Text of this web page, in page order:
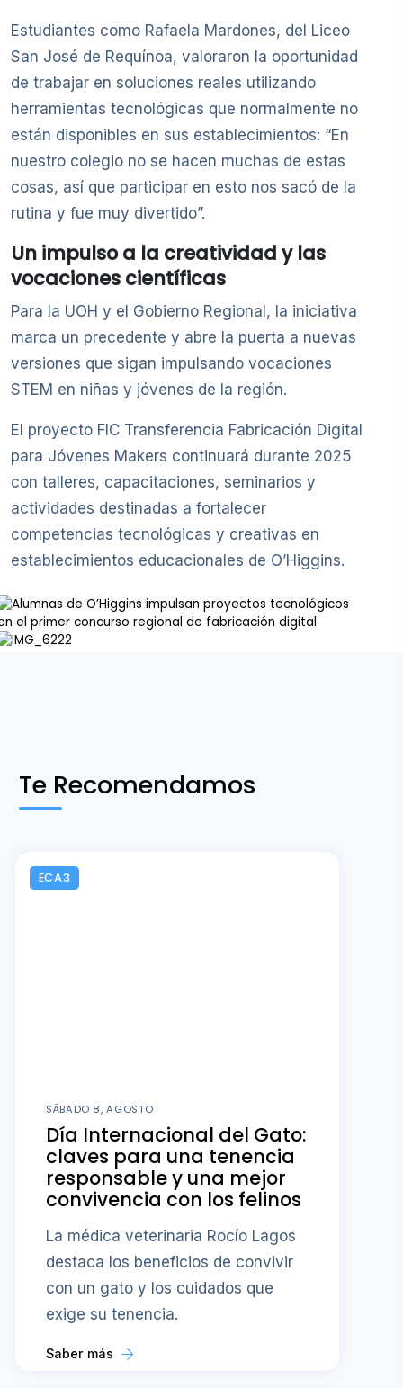
Estudiantes como Rafaela Mardones, del Liceo
San José de Requínoa, valoraron la oportunidad
de trabajar en soluciones reales utilizando
herramientas tecnológicas que normalmente no
están disponibles en sus establecimientos: “En
nuestro colegio no se hacen muchas de estas
cosas, así que participar en esto nos sacó de la
rutina y fue muy divertido”.
Un impulso a la creatividad y las
vocaciones científicas
Para la UOH y el Gobierno Regional, la iniciativa
marca un precedente y abre la puerta a nuevas
versiones que sigan impulsando vocaciones
STEM en niñas y jóvenes de la región.
El proyecto FIC Transferencia Fabricación Digital
para Jóvenes Makers continuará durante 2025
con talleres, capacitaciones, seminarios y
actividades destinadas a fortalecer
competencias tecnológicas y creativas en
establecimientos educacionales de O’Higgins.
Te Recomendamos
ECA3
SÁBADO 8, AGOSTO
Día Internacional del Gato:
claves para una tenencia
responsable y una mejor
convivencia con los felinos
La médica veterinaria Rocío Lagos
destaca los beneficios de convivir
con un gato y los cuidados que
exige su tenencia.
Saber más